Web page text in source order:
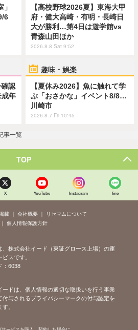
6
【高校野球2026夏】東海大甲
府・健大高崎・有明・長崎日
大が勝利…第4日は遊学館vs
青森山田ほか
2026.8.8 Sat 9:52
認
年
趣味・娯楽
【夏休み2026】魚に触れて学
ぶ「おさかな」イベント8/8…
川崎市
2026.8.7 Fri 10:45
事一覧
TOP
X YouTube Instagram line
載 会社概要
リセマムについて
個人情報保護方針
、株式会社イード（東証グロース上場）の運
スです。
：6038
ードは、個人情報の適切な取扱いを行う事業
付与されるプライバシーマークの付与認定を
。